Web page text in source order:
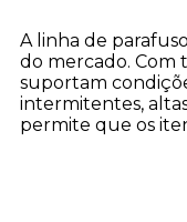
A linha de
do mercado. Com
suportam
intermitentes,
permite que os